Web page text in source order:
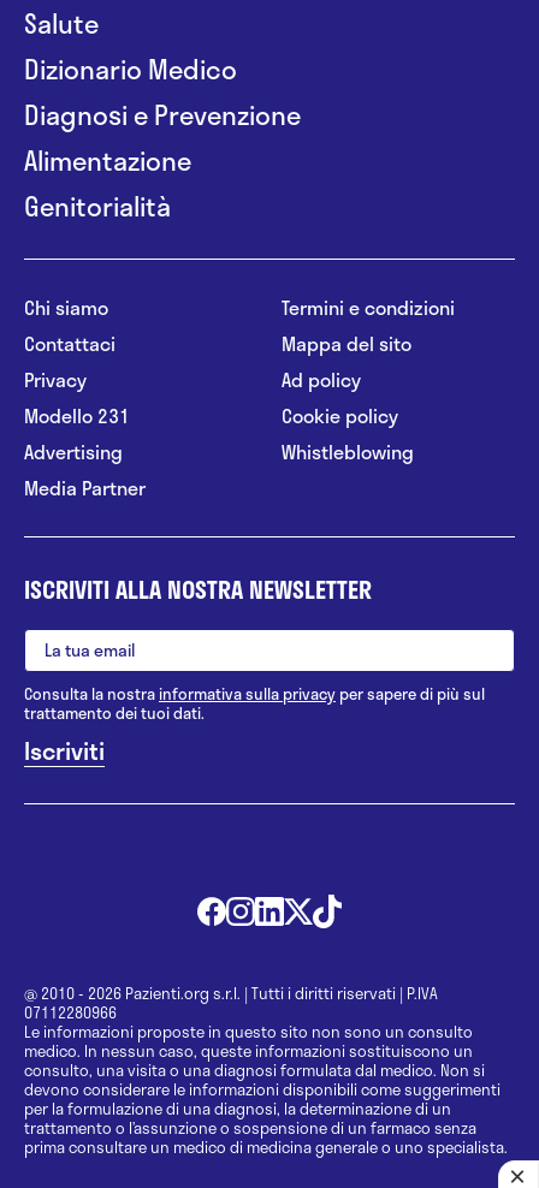
Salute
Dizionario Medico
Diagnosi e Prevenzione
Alimentazione
Genitorialità
Chi siamo
Contattaci
Privacy
Modello 231
Advertising
Media Partner
Termini e condizioni
Mappa del sito
Ad policy
Cookie policy
Whistleblowing
ISCRIVITI ALLA NOSTRA NEWSLETTER
Consulta la nostrainformativa sulla privacy per sapere di più sul
trattamento dei tuoi dati.
@ 2010 - 2026 Pazienti.org s.r.l. | Tutti i diritti riservati | P.IVA
07112280966
Le informazioni proposte in questo sito non sono un consulto
medico. In nessun caso, queste informazioni sostituiscono un
consulto, una visita o una diagnosi formulata dal medico. Non si
devono considerare le informazioni disponibili come suggerimenti
per la formulazione di una diagnosi, la determinazione di un
trattamento o l’assunzione o sospensione di un farmaco senza
prima consultare un medico di medicina generale o uno specialista.